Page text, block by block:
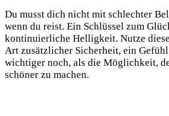
Du musst ⁢dich nicht mit ​schlechter
wenn⁢ du reist.⁢ Ein Schlüssel zum
kontinuierliche Helligkeit. Nutze
Art‍ zusätzlicher Sicherheit, ein
wichtiger noch, als die ‍Möglichkeit,
schöner zu ​machen.